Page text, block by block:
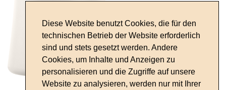
Diese Website benutzt Cookies, die für den
technischen Betrieb der Website erforderlich
sind und stets gesetzt werden. Andere
Cookies, um Inhalte und Anzeigen zu
personalisieren und die Zugriffe auf unsere
Website zu analysieren, werden nur mit Ihrer